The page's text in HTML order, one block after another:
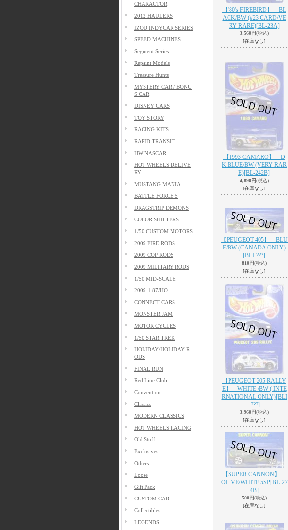
CHARACTOR
2012 HAULERS
IZOD INDYCAR SERIES
SPEED MACHINES
Segment Series
Repaint Models
Treasure Hunts
MYSTERY CAR / BONU
S CAR
DISNEY CARS
TOY STORY
RACING KITS
RAPID TRANSIT
HW NASCAR
HOT WHEELS DELIVE
RY
MUSTANG MANIA
BATTLE FORCE 5
DRAGSTRIP DEMONS
COLOR SHIFTERS
1/50 CUSTOM MOTORS
2009 FIRE RODS
2009 COP RODS
2009 MILITARY RODS
1/50 MID-SCALE
2009-1:87/HO
CONNECT CARS
MONSTER JAM
MOTOR CYCLES
1/50 STAR TREK
HOLIDAY/HOLIDAY R
ODS
FINAL RUN
Red Line Club
Convention
Classics
MODERN CLASSICS
HOT WHEELS RACING
Old Stuff
Exclusives
Others
Loose
Gift Pack
CUSTOM CAR
Collectibles
LEGENDS
【'80's FIREBIRD】 BL
ACK/BW (#23 CARD/VE
RY RARE)[BL-23A]
3,560円(税込)
[在庫なし]
【1993 CAMARO】 D
K.BLUE/BW (VERY RAR
E)[BL-242B]
4,890円(税込)
[在庫なし]
【PEUGEOT 405】 BLU
E/BW (CANADA ONLY)
[BLI-???]
810円(税込)
[在庫なし]
【PEUGEOT 205 RALLY
E】 WHITE /BW ( INTE
RNATIONAL ONLY)[BLI
-???]
3,960円(税込)
[在庫なし]
【SUPER CANNON】
OLIVE/WHITE 5SP[BL-27
4B]
500円(税込)
[在庫なし]